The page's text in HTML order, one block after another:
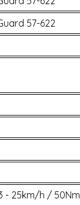
57-622
- 25km/h / 50Nm